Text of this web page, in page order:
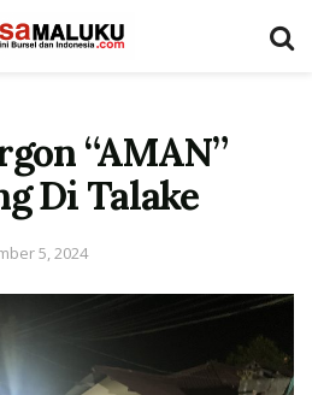
“AMAN”
Di Talake
5, 2024